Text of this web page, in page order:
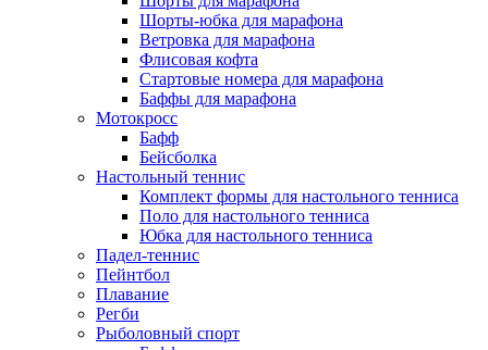
Шорты-юбка для марафона
Ветровка для марафона
Флисовая кофта
Стартовые номера для марафона
Баффы для марафона
Мотокросс
Бафф
Бейсболка
Настольный теннис
Комплект формы для настольного тенниса
Поло для настольного тенниса
Юбка для настольного тенниса
Падел-теннис
Пейнтбол
Плавание
Регби
Рыболовный спорт